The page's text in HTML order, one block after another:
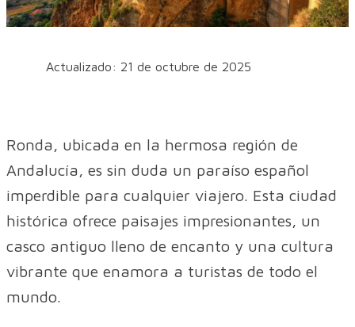
Actualizado: 21 de octubre de 2025
Ronda, ubicada en la hermosa región de
Andalucía, es sin duda un paraíso español
imperdible para cualquier viajero. Esta ciudad
histórica ofrece paisajes impresionantes, un
casco antiguo lleno de encanto y una cultura
vibrante que enamora a turistas de todo el
mundo.